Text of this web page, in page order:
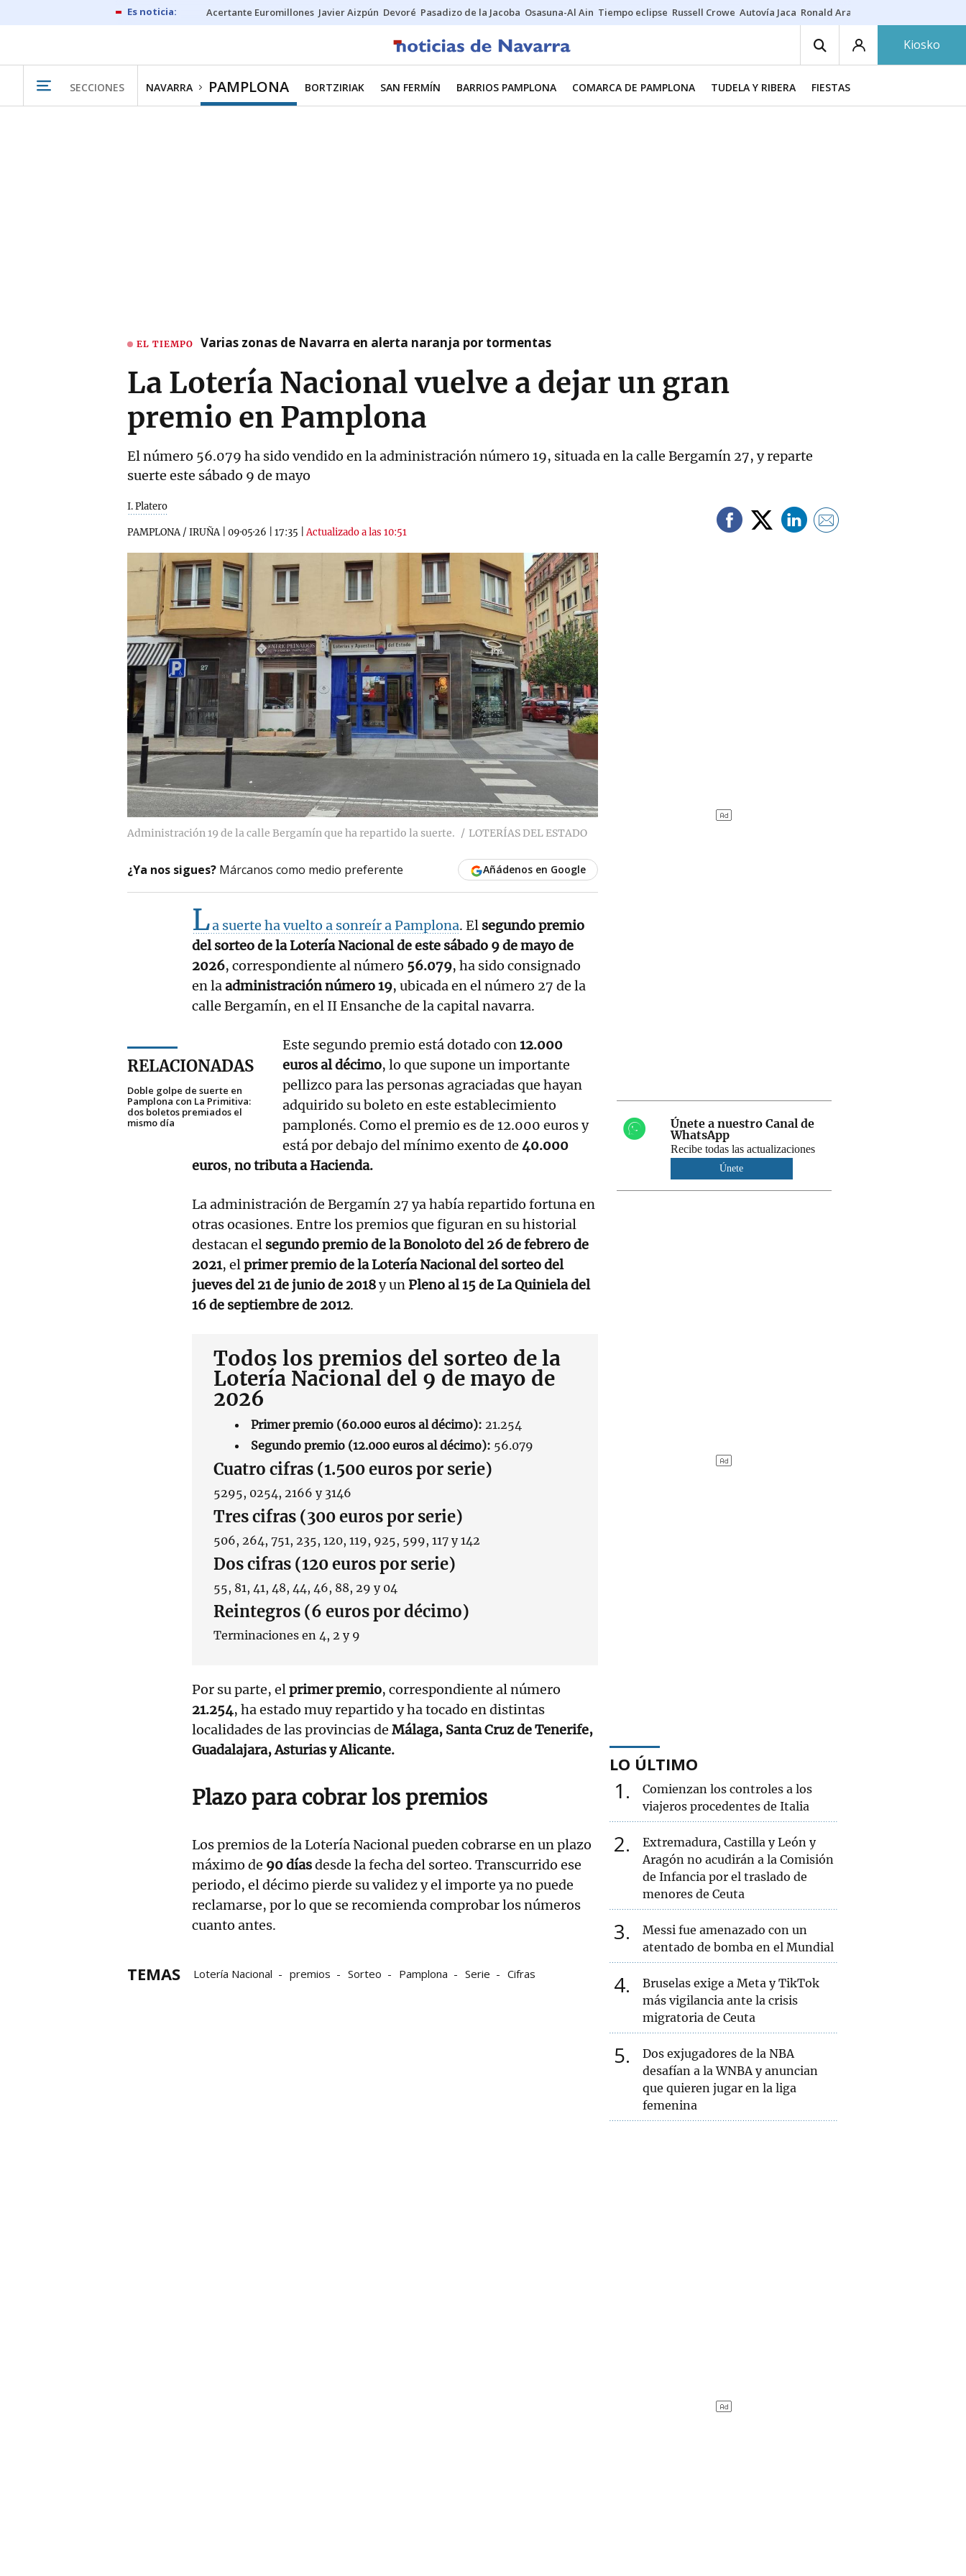
Acertante Euromillones Javier Aizpún Devoré Pasadizo de la Jacoba Osasuna-Al Ain Tiempo eclipse Russell Crowe Autovía Jaca Ronald Araújo
Kiosko
SECCIONES NAVARRA PAMPLONA BORTZIRIAK SAN FERMÍN BARRIOS PAMPLONA COMARCA DE PAMPLONA TUDELA Y RIBERA FIESTAS
EL TIEMPO Varias zonas de Navarra en alerta naranja por tormentas
La Lotería Nacional vuelve a dejar un gran
premio en Pamplona
El número 56.079 ha sido vendido en la administración número 19, situada en la calle Bergamín 27, y reparte
suerte este sábado 9 de mayo
I. Platero
PAMPLONA / IRUÑA| 09·05·26 17:35 |Actualizado a las 10:51
Administración 19 de la calle Bergamín que ha repartido la suerte. LOTERÍAS DEL ESTADO
¿Ya nos sigues? Márcanos como medio preferente Añádenos en Google
La suerte ha vuelto a sonreír a Pamplona. El segundo premio
del sorteo de la Lotería Nacional de este sábado 9 de mayo de
2026, correspondiente al número 56.079, ha sido consignado
en laadministración número 19, ubicada en el número 27 de la
calle Bergamín, en el II Ensanche de la capital navarra.
RELACIONADAS
Doble golpe de suerte en
Pamplona con La Primitiva:
dos boletos premiados el
mismo día
Este segundo premio está dotado con12.000
euros al décimo, lo que supone un importante
pellizco para las personas agraciadas que hayan
adquirido su boleto en este establecimiento
pamplonés. Como el premio es de 12.000 euros y
está por debajo del mínimo exento de40.000
euros, no tributa a Hacienda.
La administración de Bergamín 27 ya había repartido fortuna en
otras ocasiones. Entre los premios que figuran en su historial
destacan el segundo premio de la Bonoloto del 26 de febrero de
2021, elprimer premio de la Lotería Nacional del sorteo del
jueves del 21 de junio de 2018y unPleno al 15 de La Quiniela del
16 de septiembre de 2012.
Todos los premios del sorteo de la
Lotería Nacional del 9 de mayo de
2026
Primer premio (60.000 euros al décimo): 21.254
Segundo premio (12.000 euros al décimo): 56.079
Cuatro cifras (1.500 euros por serie)
5295, 0254, 2166 y 3146
Tres cifras (300 euros por serie)
506, 264, 751, 235, 120, 119, 925, 599, 117 y 142
Dos cifras (120 euros por serie)
55, 81, 41, 48, 44, 46, 88, 29 y 04
Reintegros (6 euros por décimo)
Terminaciones en 4, 2 y 9
Por su parte, elprimer premio, correspondiente al número
21.254, ha estado muy repartido y ha tocado en distintas
localidades de las provincias de Málaga, Santa Cruz de Tenerife,
Guadalajara, Asturias y Alicante.
Plazo para cobrar los premios
Los premios de la Lotería Nacional pueden cobrarse en un plazo
máximo de 90 díasdesde la fecha del sorteo. Transcurrido ese
periodo, el décimo pierde su validez y el importe ya no puede
reclamarse, por lo que se recomienda comprobar los números
cuanto antes.
TEMAS Lotería Nacional premios Sorteo Pamplona Serie Cifras
Únete a nuestro Canal de
WhatsApp
Recibe todas las actualizaciones
Únete
LO ÚLTIMO
1
Comienzan los controles a los
viajeros procedentes de Italia
2
Extremadura, Castilla y León y
Aragón no acudirán a la Comisión
de Infancia por el traslado de
menores de Ceuta
3
Messi fue amenazado con un
atentado de bomba en el Mundial
4
Bruselas exige a Meta y TikTok
más vigilancia ante la crisis
migratoria de Ceuta
5
Dos exjugadores de la NBA
desafían a la WNBA y anuncian
que quieren jugar en la liga
femenina